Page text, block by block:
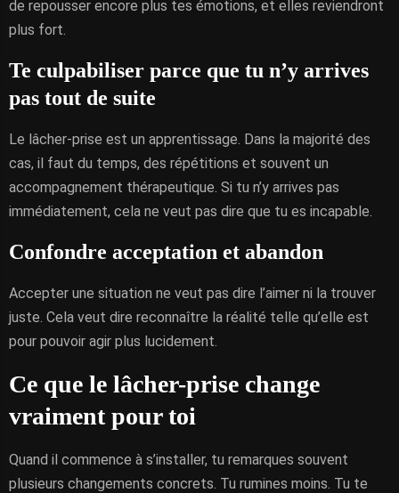
de repousser encore plus tes émotions, et elles reviendront
plus fort.
Te culpabiliser parce que tu n’y arrives
pas tout de suite
Le lâcher-prise est un apprentissage. Dans la majorité des
cas, il faut du temps, des répétitions et souvent un
accompagnement thérapeutique. Si tu n’y arrives pas
immédiatement, cela ne veut pas dire que tu es incapable.
Confondre acceptation et abandon
Accepter une situation ne veut pas dire l’aimer ni la trouver
juste. Cela veut dire reconnaître la réalité telle qu’elle est
pour pouvoir agir plus lucidement.
Ce que le lâcher-prise change
vraiment pour toi
Quand il commence à s’installer, tu remarques souvent
plusieurs changements concrets. Tu rumines moins. Tu te